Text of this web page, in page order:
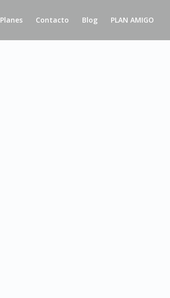
Planes Contacto Blog PLAN AMIGO